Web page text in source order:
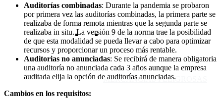
TRANSPORTE DE
MERCANCÍAS PELIGROSAS
Auditorías combinadas: Durante la pandemia se probaron
por primera vez las auditorías combinadas, la primera parte se
realizaba de forma remota mientras que la segunda parte se
realizaba in situ. La versión 9 de la norma trae la posibilidad
de que esta modalidad se pueda llevar a cabo para optimizar
recursos y proporcionar un proceso más rentable.
Auditorias no anunciadas: Se recibirá de manera obligatoria
una auditoría no anunciada cada 3 años aunque la empresa
auditada elija la opción de auditorías anunciadas.
Cambios en los requisitos: